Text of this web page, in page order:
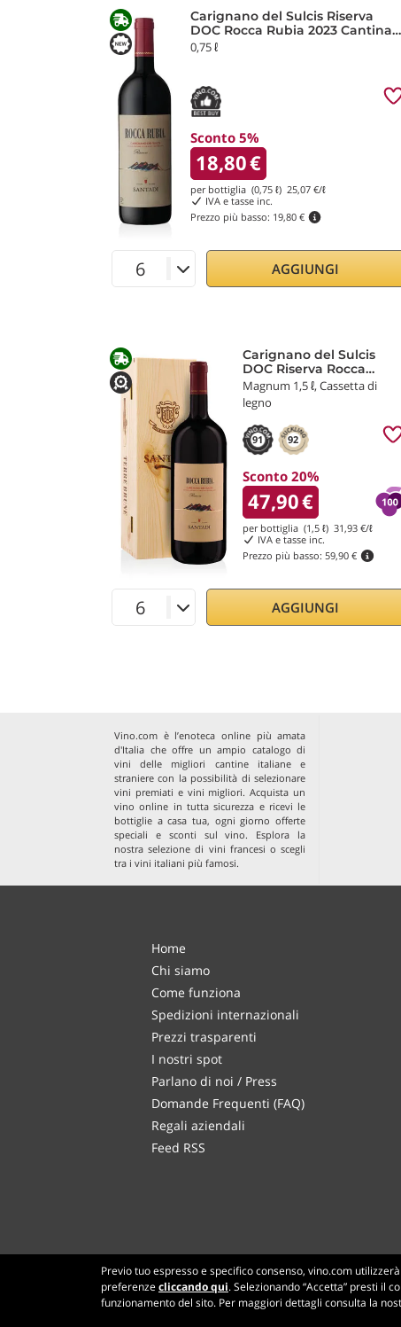
Carignano del Sulcis Riserva
DOC Rocca Rubia 2023 Cantina
di Santadi
0,75 ℓ
Sconto 5%
18,80€
per bottiglia (0,75 ℓ) 25,07 €/ℓ
IVA e tasse inc.
Prezzo più basso: 19,80 €
AGGIUNGI
Carignano del Sulcis
DOC Riserva Rocca
Rubia 2021 Cantina di
Santadi
Magnum 1,5 ℓ, Cassetta di
legno
91 92
Sconto 20%
47,90€
per bottiglia (1,5 ℓ)31,93 €/ℓ
IVA e tasse inc.
Prezzo più basso:59,90 €
AGGIUNGI
Vino.com è l’enoteca online più amata
d'Italia che offre un ampio catalogo di
vini delle migliori cantine italiane e
straniere con la possibilità di selezionare
vini premiati e vini migliori. Acquista un
vino online in tutta sicurezza e ricevi le
bottiglie a casa tua, ogni giorno offerte
speciali e sconti sul vino. Esplora la
nostra selezione di vini francesi o scegli
tra i vini italiani più famosi.
Home
Chi siamo
Come funziona
Spedizioni internazionali
Prezzi trasparenti
I nostri spot
Parlano di noi / Press
Domande Frequenti (FAQ)
Regali aziendali
Feed RSS
Previo tuo espresso e specifico consenso, vino.com
preferenzecliccando qui. Selezionando “Accetta” presti il
funzionamento del sito. Per maggiori dettagli consulta la